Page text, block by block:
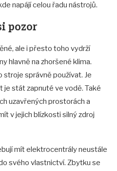
napájí celou řadu nástrojů.
pozor
ale i přesto toho vydrží
hlavně na zhoršené klima.
správně používat. Je
je stát zapnuté ve vodě. Také
uzavřených prostorách a
v jejich blízkosti silný zdroj
mít elektrocentrály neustále
svého vlastnictví. Zbytku se